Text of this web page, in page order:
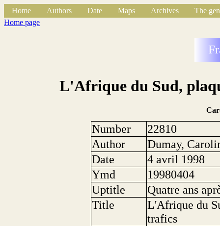
Home Authors Date Maps Archives
The
Home page
L'Afrique du Sud,
Number
22810
Author
Dumay,
Date
4 avril 1998
Ymd
19980404
Uptitle
Quatre ans
Title
L'Afrique du
trafics